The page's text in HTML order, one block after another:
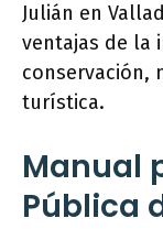
Julián en
ventajas de la
conservación,
turística.
Manual
Pública